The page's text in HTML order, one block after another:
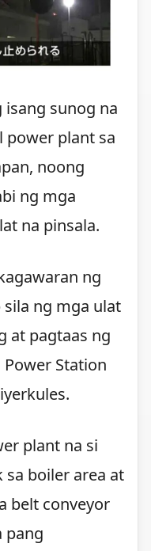
sunog na
power plant sa
noong
ng mga
na pinsala.
ng
ng mga ulat
at pagtaas ng
Station
plant na si
sa boiler area at
belt conveyor
pang